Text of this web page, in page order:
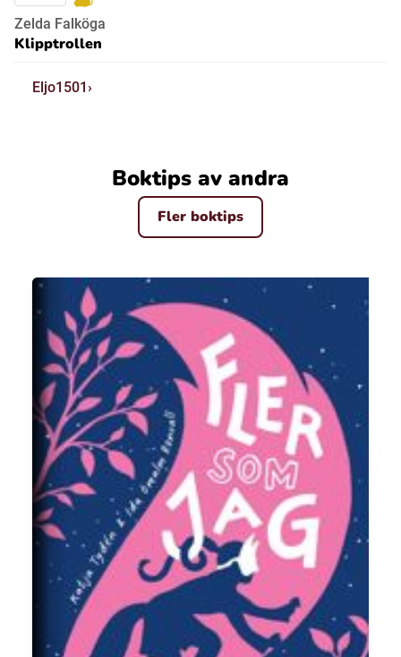
Zelda Falköga
Klipptrollen
Eljo1501
Boktips av andra
Fler boktips